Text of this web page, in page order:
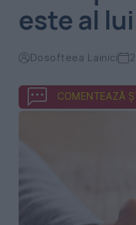
este al lui
Dosofteea Lainici
COMENTEAZĂ